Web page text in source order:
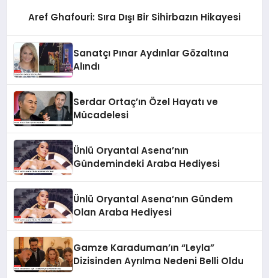
Aref Ghafouri: Sıra Dışı Bir Sihirbazın Hikayesi
Sanatçı Pınar Aydınlar Gözaltına
Alındı
Serdar Ortaç’ın Özel Hayatı ve
Mücadelesi
Ünlü Oryantal Asena’nın
Gündemindeki Araba Hediyesi
Ünlü Oryantal Asena’nın Gündem
Olan Araba Hediyesi
Gamze Karaduman’ın “Leyla”
Dizisinden Ayrılma Nedeni Belli Oldu